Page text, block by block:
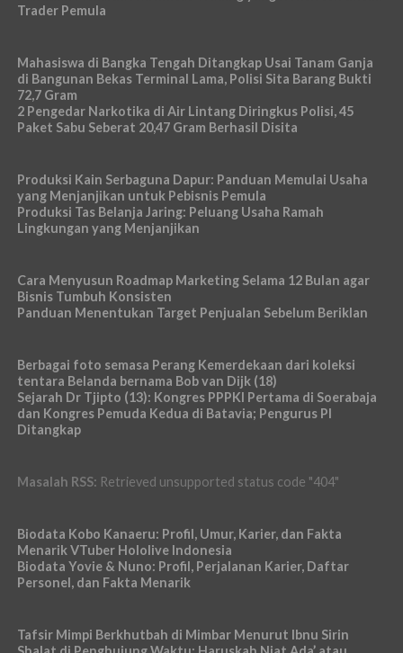
Trader Pemula
Mahasiswa di Bangka Tengah Ditangkap Usai Tanam Ganja
di Bangunan Bekas Terminal Lama, Polisi Sita Barang Bukti
72,7 Gram
2 Pengedar Narkotika di Air Lintang Diringkus Polisi, 45
Paket Sabu Seberat 20,47 Gram Berhasil Disita
Produksi Kain Serbaguna Dapur: Panduan Memulai Usaha
yang Menjanjikan untuk Pebisnis Pemula
Produksi Tas Belanja Jaring: Peluang Usaha Ramah
Lingkungan yang Menjanjikan
Cara Menyusun Roadmap Marketing Selama 12 Bulan agar
Bisnis Tumbuh Konsisten
Panduan Menentukan Target Penjualan Sebelum Beriklan
Berbagai foto semasa Perang Kemerdekaan dari koleksi
tentara Belanda bernama Bob van Dijk (18)
Sejarah Dr Tjipto (13): Kongres PPPKI Pertama di Soerabaja
dan Kongres Pemuda Kedua di Batavia; Pengurus PI
Ditangkap
Masalah RSS: Retrieved unsupported status code "404"
Biodata Kobo Kanaeru: Profil, Umur, Karier, dan Fakta
Menarik VTuber Hololive Indonesia
Biodata Yovie & Nuno: Profil, Perjalanan Karier, Daftar
Personel, dan Fakta Menarik
Tafsir Mimpi Berkhutbah di Mimbar Menurut Ibnu Sirin